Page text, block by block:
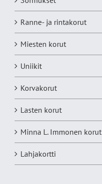
Ranne- ja rintakorut
Miesten korut
Uniikit
Korvakorut
Lasten korut
Minna L. Immonen korut
Lahjakortti